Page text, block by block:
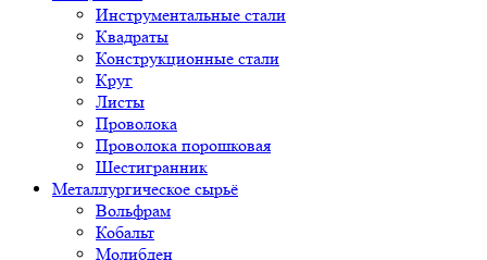
Инструментальные стали
Квадраты
Конструкционные стали
Круг
Листы
Проволока
Проволока порошковая
Шестигранник
Металлургическое сырьё
Вольфрам
Кобальт
Молибден